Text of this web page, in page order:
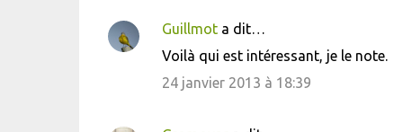
e
Guillmota dit…
Voilà qui est intéressant, je le note.
24 janvier 2013 à 18:39